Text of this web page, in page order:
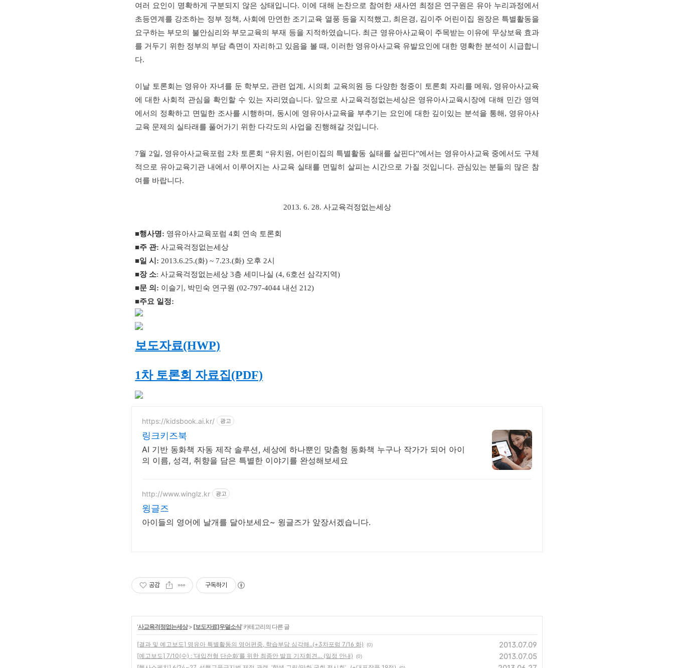
여러 요인이 명확하게 구분되지 않은 상태입니다. 이에 대해 논찬으로 참여한 새사연 최정은 연구원은 유아 누리과정에서
초등연계를 강조하는 정부 정책, 사회에 만연한 조기교육 열풍 등을 지적했고, 최은경, 김이주 어린이집 원장은 특별활동을
요구하는 부모의 불안심리와 부모교육의 부재 등을 지적하였습니다. 최근 영유아사교육이 주목받는 이유에 무상보육 효과
를 거두기 위한 정부의 부담 측면이 자리하고 있음을 볼 때 , 이러한 영유아사교육 유발요인에 대한 명확한 분석이 시급합니
다.
이날 토론회는 영유아 자녀를 둔 학부모, 관련 업계 ,시의회 교육의원 등 다양한 청중이 토론회 자리를 메워 , 영유아사교육
에 대한 사회적 관심을 확인할 수 있는 자리였습니다. 앞으로 사교육걱정없는세상은 영유아사교육시장에 대해 민간 영역
에서의 정확하고 면밀한 조사를 시행하며 , 동시에 영유아사교육을 부추기는 요인에 대한 깊이있는 분석을 통해 , 영유아사
교육 문제의 실타래를 풀어가기 위한 다각도의 사업을 진행해갈 것입니다.
7월 2일, 영유아사교육포럼 2차 토론회 “유치원 , 어린이집의 특별활동 실태를 살핀다”에서는 영유아사교육 중에서도 구체
적으로 유아교육기관 내에서 이루어지는 사교육 실태를 면밀히 살피는 시간으로 가질 것입니다. 관심있는 분들의 많은 참
여를 바랍니다.
2013. 6. 28. 사교육걱정없는세상
■행사명: 영유아사교육포럼4회 연속 토론회
■주 관: 사교육걱정없는세상
■일 시 : 2013.6.25.(화) ~ 7.23.(화) 오후 2시
■장 소:사교육걱정없는세상3층 세미나실(4, 6호선 삼각지역)
■문 의 : 이슬기 , 박민숙 연구원(02-797-4044 내선 212)
■주요 일정:
보도자료(HWP)
1차 토론회 자료집(PDF)
https://kidsbook.ai.kr/ 광고
링크키즈북
AI 기반 동화책 자동 제작 솔루션, 세상에 하나뿐인 맞춤형 동화책 누구나 작가가 되어 아이
의 이름, 성격, 취향을 담은 특별한 이야기를 완성해보세요
http://www.winglz.kr 광고
윙글즈
아이들의 영어에 날개를 달아보세요~ 윙글즈가 앞장서겠습니다.
공감 구독하기
'사교육걱정없는세상> [보도자료]우덜소식' 카테고리의 다른 글
[결과 및 예고보도] 영유아 특별활동의 영어편중, 학습부담 심각해..(+3차포럼 7/16 화) (0) 2013.07.09
[예고보도] 7/10(수) : ‘대입전형 단순화’를 위한 최종안 발표 기자회견... (일정 안내) (0) 2013.07.05